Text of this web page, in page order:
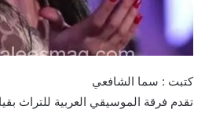
كتبت : سما الشافعي
تقدم فرقة الموسيقي العربية للتراث